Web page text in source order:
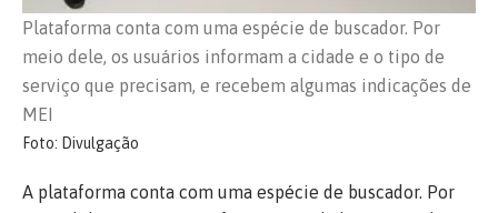
Plataforma conta com uma espécie de buscador. Por
meio dele, os usuários informam a cidade e o tipo de
serviço que precisam, e recebem algumas indicações de
MEI
Foto: Divulgação
A plataforma conta com uma espécie de buscador. Por